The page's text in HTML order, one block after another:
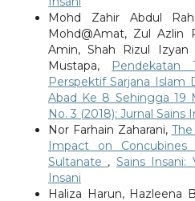
Mohd Zahir Abdul
Mohd@Amat, Zul Azlin
Amin, Shah Rizul Izyan
Mustapa,
Pendekatan
Perspektif Sarjana Islam
Abad Ke 8 Sehingga 19
No. 3 (2018): Jurnal Sains
Nor Farhain Zaharani,
Impact on
Sultanate , Sains Insani:
Insani
Haliza Harun, Hazleena